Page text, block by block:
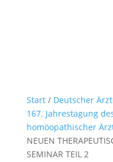
Start/ Deutscher
167. Jahrestagung
homöopathischer
NEUEN
SEMINAR TEIL 2